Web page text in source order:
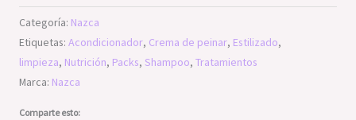
Categoría: Nazca
Etiquetas: Acondicionador, Crema de peinar, Estilizado,
limpieza, Nutrición, Packs, Shampoo, Tratamientos
Marca: Nazca
Comparte esto: